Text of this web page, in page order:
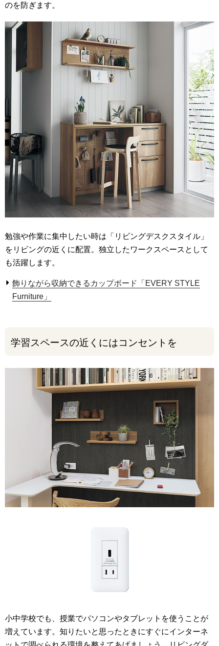
のを防ぎます。
勉強や作業に集中したい時は「リビングデスクスタイル」
をリビングの近くに配置。独立したワークスペースとして
も活躍します。
飾りながら収納できるカップボード「EVERY STYLE
Furniture」
学習スペースの近くにはコンセントを
小中学校でも、授業でパソコンやタブレットを使うことが
増えています。知りたいと思ったときにすぐにインターネ